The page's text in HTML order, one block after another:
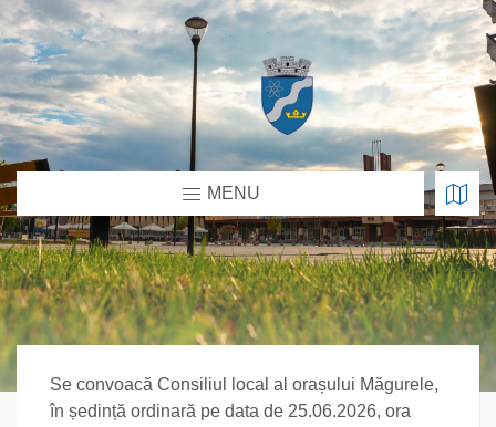
MENU
Se convoacă Consiliul local al orașului Măgurele,
în ședință ordinară pe data de 25.06.2026, ora